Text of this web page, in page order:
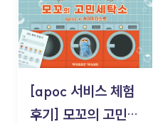
[apoc 서비스 체험
후기] 모꼬의 고민세